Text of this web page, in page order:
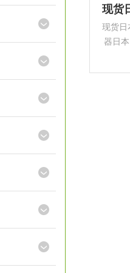
现货日本
器日
用于